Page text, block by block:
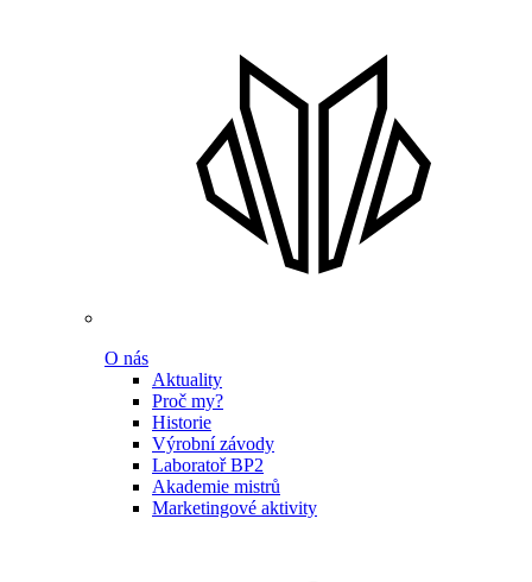
O nás
Aktuality
Proč my?
Historie
Výrobní závody
Laboratoř BP2
Akademie mistrů
Marketingové aktivity